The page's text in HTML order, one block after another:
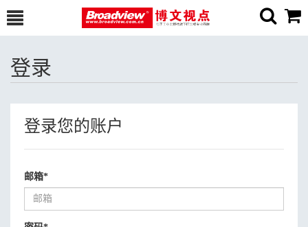
登录
登录您的账户
邮箱*